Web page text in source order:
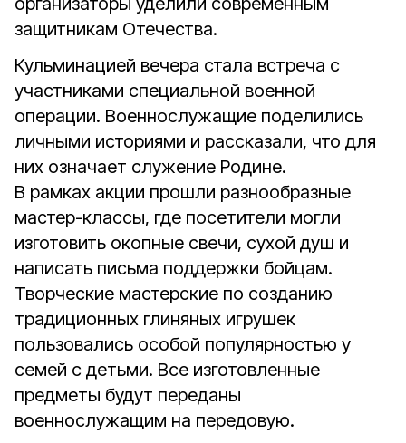
защитникам Отечества.
Кульминацией вечера стала встреча с
участниками специальной военной
операции. Военнослужащие поделились
личными историями и рассказали, что для
них означает служение Родине.
В рамках акции прошли разнообразные
мастер-классы, где посетители могли
изготовить окопные свечи, сухой душ и
написать письма поддержки бойцам.
Творческие мастерские по созданию
традиционных глиняных игрушек
пользовались особой популярностью у
семей с детьми. Все изготовленные
предметы будут переданы
военнослужащим на передовую.